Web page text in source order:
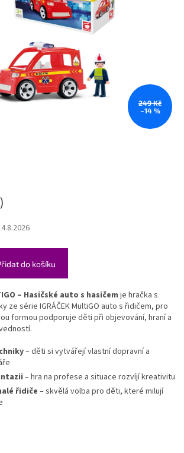
249 Kč
–14 %
do košíku
– Hasičské auto s hasičem je hračka s
ze série IGRÁČEK MultiGO auto s řidičem, pro
formou podporuje děti při objevování, hraní a
– děti si vytvářejí vlastní dopravní a
– hra na profese a situace rozvíjí kreativitu
řidiče – skvělá volba pro děti, které milují